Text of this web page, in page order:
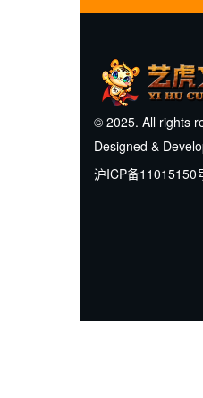
© 2025. All rights
Designed &
沪ICP备11015150